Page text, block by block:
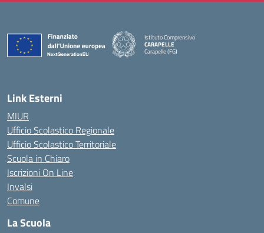
Istituto Comprensivo
CARAPELLE
Carapelle (FG)
— Visita la pagina iniziale della scuola
Link Esterni
MIUR
Ufficio Scolastico Regionale
Ufficio Scolastico Territoriale
Scuola in Chiaro
Iscrizioni On Line
Invalsi
Comune
La Scuola